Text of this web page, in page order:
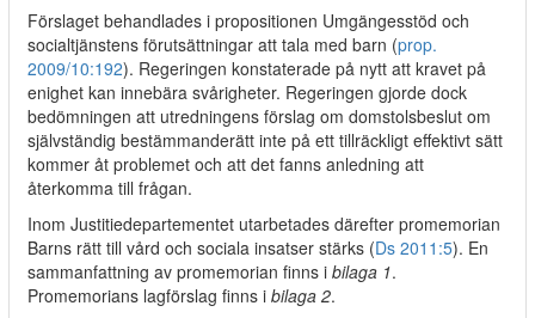
Förslaget behandlades i propositionen Umgängesstöd och
socialtjänstens förutsättningar att tala med barn (prop.
2009/10:192). Regeringen konstaterade på nytt att kravet på
enighet kan innebära svårigheter. Regeringen gjorde dock
bedömningen att utredningens förslag om domstolsbeslut om
självständig bestämmanderätt inte på ett tillräckligt effektivt sätt
kommer åt problemet och att det fanns anledning att
återkomma till frågan.
Inom Justitiedepartementet utarbetades därefter promemorian
Barns rätt till vård och sociala insatser stärks (Ds 2011:5). En
sammanfattning av promemorian finns i bilaga 1.
Promemorians lagförslag finns i bilaga 2.